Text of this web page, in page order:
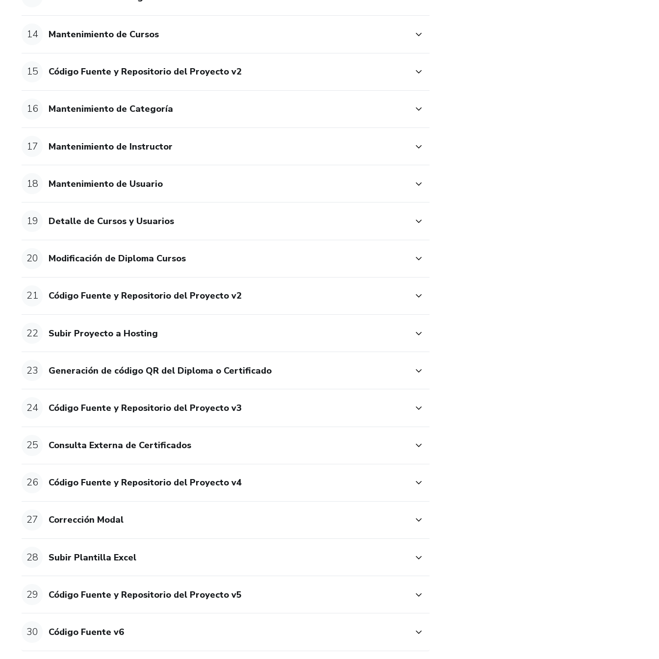
14 Mantenimiento de Cursos
15 Código Fuente y Repositorio del Proyecto v2
16 Mantenimiento de Categoría
17 Mantenimiento de Instructor
18 Mantenimiento de Usuario
19 Detalle de Cursos y Usuarios
20 Modificación de Diploma Cursos
21 Código Fuente y Repositorio del Proyecto v2
22 Subir Proyecto a Hosting
23 Generación de código QR del Diploma o Certificado
24 Código Fuente y Repositorio del Proyecto v3
25 Consulta Externa de Certificados
26 Código Fuente y Repositorio del Proyecto v4
27 Corrección Modal
28 Subir Plantilla Excel
29 Código Fuente y Repositorio del Proyecto v5
30 Código Fuente v6